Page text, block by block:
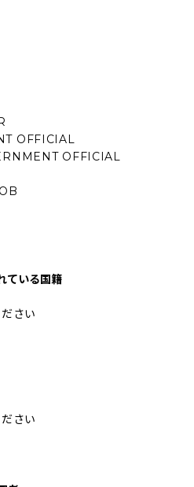
OFFICIAL
OFFICIAL
ている国籍
さい
さい